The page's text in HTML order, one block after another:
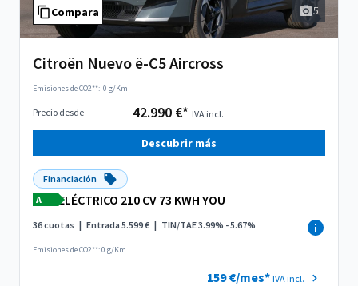
Compara 5
Citroën Nuevo ë-C5 Aircross
Emisiones de CO2**: 0 g/Km
Precio desde 42.990 €* IVA incl.
Descubrir más
Financiación
A
ELÉCTRICO 210 CV 73 KWH YOU
36 cuotas | Entrada 5.599 € | TIN/TAE 3.99% - 5.67%
Emisiones de CO2**: 0 g/Km
159 €/mes* IVA incl.